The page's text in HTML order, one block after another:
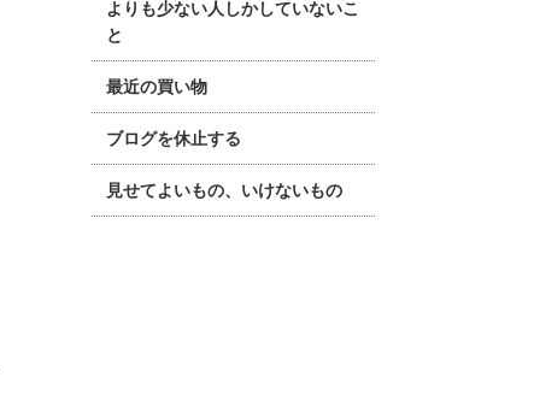
よりも少ない人しかしていないこ
と
最近の買い物
ブログを休止する
見せてよいもの、いけないもの